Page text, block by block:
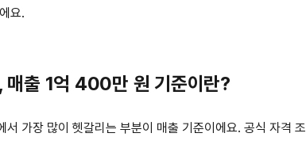
요.
매출 1억 400만 원 기준이란?
서 가장 많이 헷갈리는 부분이 매출 기준이에요. 공식 자격